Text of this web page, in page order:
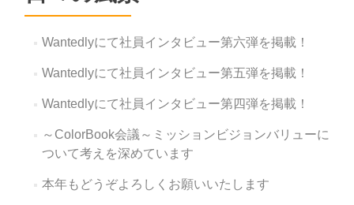
Wantedlyにて社員インタビュー第六弾を掲載！
Wantedlyにて社員インタビュー第五弾を掲載！
Wantedlyにて社員インタビュー第四弾を掲載！
～ColorBook会議～ミッションビジョンバリューに
ついて考えを深めています
本年もどうぞよろしくお願いいたします